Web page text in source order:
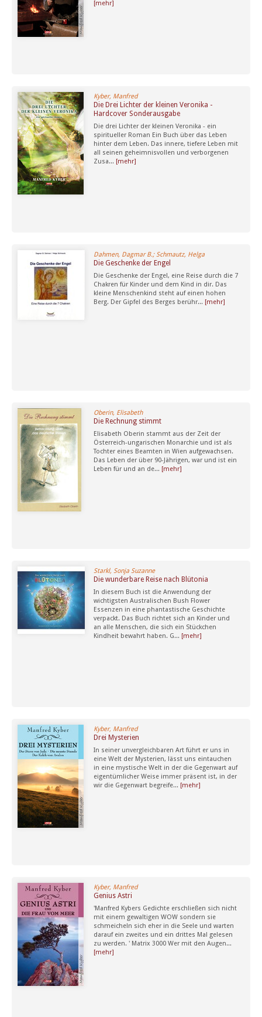
[mehr]
Kyber, Manfred
Die Drei Lichter der kleinen Veronika -
Hardcover Sonderausgabe
Die drei Lichter der kleinen Veronika - ein
spiritueller Roman Ein Buch über das Leben
hinter dem Leben. Das innere, tiefere Leben mit
all seinen geheimnisvollen und verborgenen
Zusa... [mehr]
Dahmen, Dagmar B.; Schmautz, Helga
Die Geschenke der Engel
Die Geschenke der Engel, eine Reise durch die 7
Chakren für Kinder und dem Kind in dir. Das
kleine Menschenkind steht auf einen hohen
Berg. Der Gipfel des Berges berühr... [mehr]
Oberin, Elisabeth
Die Rechnung stimmt
Elisabeth Oberin stammt aus der Zeit der
Österreich-ungarischen Monarchie und ist als
Tochter eines Beamten in Wien aufgewachsen.
Das Leben der über 90-Jährigen, war und ist ein
Leben für und an de... [mehr]
Starkl, Sonja Suzanne
Die wunderbare Reise nach Blütonia
In diesem Buch ist die Anwendung der
wichtigsten Australischen Bush Flower
Essenzen in eine phantastische Geschichte
verpackt. Das Buch richtet sich an Kinder und
an alle Menschen, die sich ein Stückchen
Kindheit bewahrt haben. G... [mehr]
Kyber, Manfred
Drei Mysterien
In seiner unvergleichbaren Art führt er uns in
eine Welt der Mysterien, lässt uns eintauchen
in eine mystische Welt in der die Gegenwart auf
eigentümlicher Weise immer präsent ist, in der
wir die Gegenwart begreife... [mehr]
Kyber, Manfred
Genius Astri
'Manfred Kybers Gedichte erschließen sich nicht
mit einem gewaltigen WOW sondern sie
schmeicheln sich eher in die Seele und warten
darauf ein zweites und ein drittes Mal gelesen
zu werden. ' Matrix 3000 Wer mit den Augen...
[mehr]